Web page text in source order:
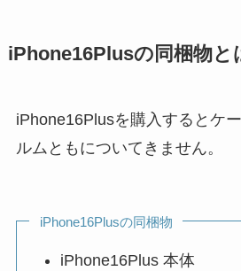
iPhone16Plusの同梱物と
iPhone16Plusを購入するとケ
ルムともについてきません。
iPhone16Plusの同梱物
iPhone16Plus 本体